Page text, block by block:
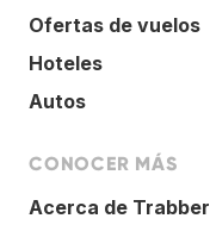
Ofertas de vuelos
Hoteles
Autos
CONOCER MÁS
Acerca de Trabber